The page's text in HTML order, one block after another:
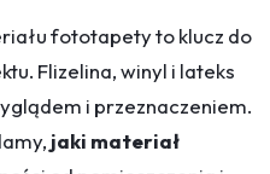
fototapety to klucz do
Flizelina, winyl i lateks
i przeznaczeniem.
jaki materiał